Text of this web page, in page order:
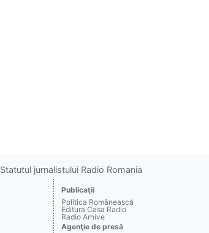
Statutul jurnalistului Radio Romania
Publicaţii
Politica Românească
Editura Casa Radio
Radio Arhive
Agenţie de presă